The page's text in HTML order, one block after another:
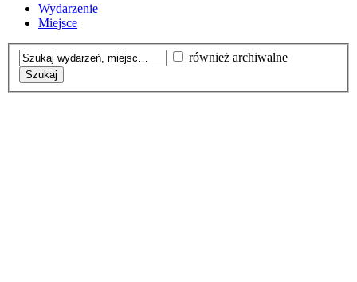
Wydarzenie
Miejsce
również archiwalne
Szukaj